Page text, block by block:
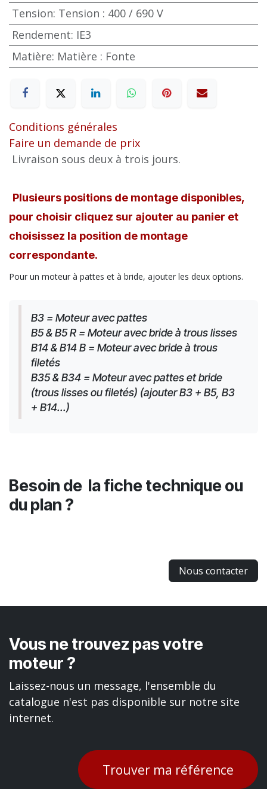
Tension: Tension : 400 / 690 V
Rendement: IE3
Matière: Matière : Fonte
Conditions générales
Faire un demande de prix
Livraison sous deux à trois jours.
Plusieurs positions de montage disponibles,
pour choisir cliquez sur ajouter au panier et
choisissez la position de montage
correspondante.
Pour un moteur à pattes et à bride, ajouter les deux options.
B3 = Moteur avec pattes
B5 & B5 R = Moteur avec bride à trous lisses
B14 & B14 B = Moteur avec bride à trous
filetés
B35 & B34 = Moteur avec pattes et bride
(trous lisses ou filetés) (ajouter B3 + B5, B3
+ B14...)
Besoin de la fiche technique ou
du plan ?
Nous contacter
Vous ne trouvez pas votre
moteur ?
Laissez-nous un message, l'ensemble du
catalogue n'est pas disponible sur notre site
internet.
Trouver ma référence